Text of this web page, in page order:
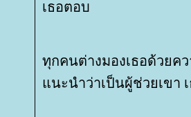
เธอตอบ
ทุกคนต่างมองเธอด้วย
นะนำว่าเป็นผู้ช่วยเขา เ